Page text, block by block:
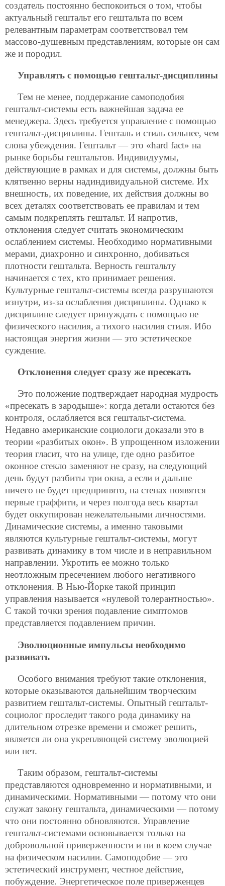
создатель постоянно беспокоиться о том, чтобы
актуальный гештальт его гештальта по всем
релевантным параметрам соответствовал тем
массово-душевным представлениям, которые он сам
же и породил.
Управлять с помощью гештальт-дисциплины
Тем не менее, поддержание самоподобия
гештальт-системы есть важнейшая задача ее
менеджера. Здесь требуется управление с помощью
гештальт-дисциплины. Гешталь и стиль сильнее, чем
слова убеждения. Гештальт — это «hard fact» на
рынке борьбы гештальтов. Индивидуумы,
действующие в рамках и для системы, должны быть
клятвенно верны надиндивидуальной системе. Их
внешность, их поведение, их действия должны во
всех деталях соответствовать ее правилам и тем
самым подкреплять гештальт. И напротив,
отклонения следует считать экономическим
ослаблением системы. Необходимо нормативными
мерами, диахронно и синхронно, добиваться
плотности гештальта. Верность гештальту
начинается с тех, кто принимает решения.
Культурные гештальт-системы всегда разрушаются
изнутри, из-за ослабления дисциплины. Однако к
дисциплине следует принуждать с помощью не
физического насилия, а тихого насилия стиля. Ибо
настоящая энергия жизни — это эстетическое
суждение.
Отклонения следует сразу же пресекать
Это положение подтверждает народная мудрость
«пресекать в зародыше»: когда детали остаются без
контроля, ослабляется вся гештальт-система.
Недавно американские социологи доказали это в
теории «разбитых окон». В упрощенном изложении
теория гласит, что на улице, где одно разбитое
оконное стекло заменяют не сразу, на следующий
день будут разбиты три окна, а если и дальше
ничего не будет предпринято, на стенах появятся
первые граффити, и через полгода весь квартал
будет оккупирован нежелательными личностями.
Динамические системы, а именно таковыми
являются культурные гештальт-системы, могут
развивать динамику в том числе и в неправильном
направлении. Укротить ее можно только
неотложным пресечением любого негативного
отклонения. В Нью-Йорке такой принцип
управления называется «нулевой толерантностью».
С такой точки зрения подавление симптомов
представляется подавлением причин.
Эволюционные импульсы необходимо
развивать
Особого внимания требуют такие отклонения,
которые оказываются дальнейшим творческим
развитием гештальт-системы. Опытный гештальт-
социолог проследит такого рода динамику на
длительном отрезке времени и сможет решить,
является ли она укрепляющей систему эволюцией
или нет.
Таким образом, гештальт-системы
представляются одновременно и нормативными, и
динамическими. Нормативными — потому что они
служат закону гештальта, динамическими — потому
что они постоянно обновляются. Управление
гештальт-системами основывается только на
добровольной приверженности и ни в коем случае
на физическом насилии. Самоподобие — это
эстетический инструмент, честное действие,
побуждение. Энергетическое поле приверженцев